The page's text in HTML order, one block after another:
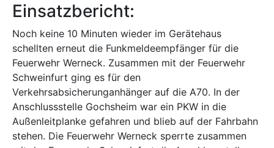
Einsatzbericht:
Noch keine 10 Minuten wieder im Gerätehaus
schellten erneut die Funkmeldeempfänger für die
Feuerwehr Werneck. Zusammen mit der Feuerwehr
Schweinfurt ging es für den
Verkehrsabsicherunganhänger auf die A70. In der
Anschlussstelle Gochsheim war ein PKW in die
Außenleitplanke gefahren und blieb auf der Fahrbahn
stehen. Die Feuerwehr Werneck sperrte zusammen